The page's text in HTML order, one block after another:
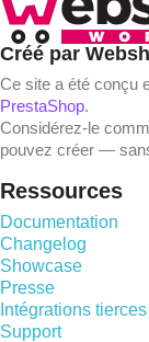
Créé par
Ce site a été conçu
PrestaShop.
Considérez-le
pouvez créer —
Ressources
Documentation
Changelog
Showcase
Presse
Intégrations tierces
Support